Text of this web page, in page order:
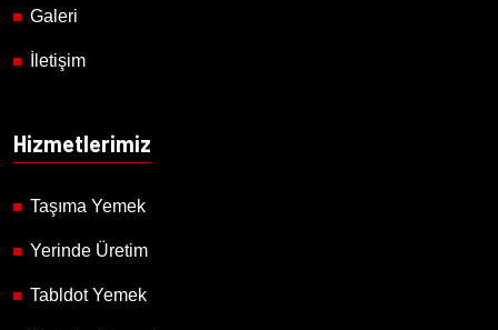
Galeri
İletişim
Hizmetlerimiz
Taşıma Yemek
Yerinde Üretim
Tabldot Yemek